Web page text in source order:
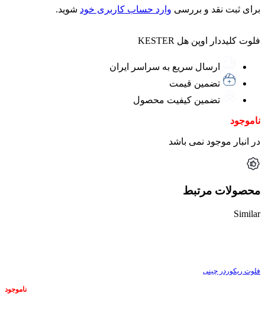
برای ثبت نقد و بررسی وارد حساب کاربری خود شوید.
فلوت کلیددار اوپن هل KESTER
ارسال سریع به سراسر ایران
تضمین قیمت
تضمین کیفیت محصول
ناموجود
در انبار موجود نمی باشد
محصولات مرتبط
Similar
فلوت ریکوردر چینی
ناموجود